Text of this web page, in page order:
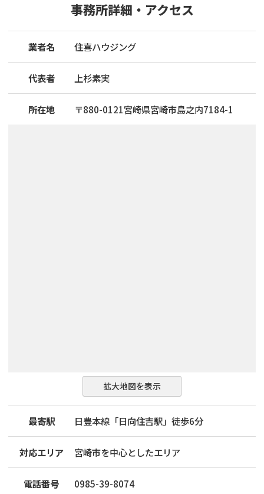
事務所詳細・アクセス
業者名 住喜ハウジング
代表者 上杉素実
所在地 〒880-0121宮崎県宮崎市島之内7184-1
拡大地図を表示
最寄駅 日豊本線「日向住吉駅」徒歩6分
対応エリア 宮崎市を中心としたエリア
電話番号 0985-39-8074